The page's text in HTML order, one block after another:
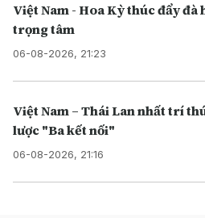
Việt Nam - Hoa Kỳ thúc đẩy đà
trọng tâm
06-08-2026, 21:23
Việt Nam – Thái Lan nhất trí
lược "Ba kết nối"
06-08-2026, 21:16